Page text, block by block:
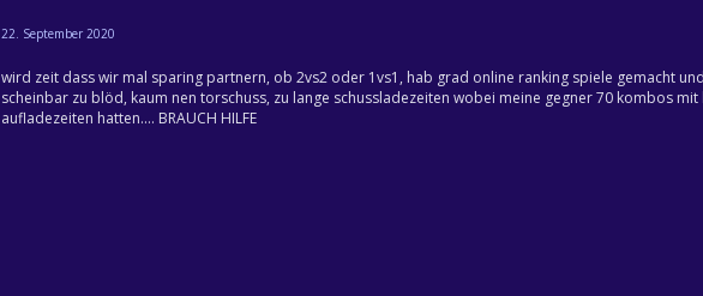
22. September 2020
wird zeit dass wir mal sparing partnern, ob 2vs2 oder 1vs1, hab grad online ranking spiele gemacht
scheinbar zu blöd, kaum nen torschuss, zu lange schussladezeiten wobei meine gegner 70 kombos mit
aufladezeiten hatten.... BRAUCH HILFE